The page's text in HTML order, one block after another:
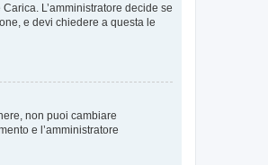
L’amministratore decide se
e devi chiedere a questa le
non puoi cambiare
e l’amministratore